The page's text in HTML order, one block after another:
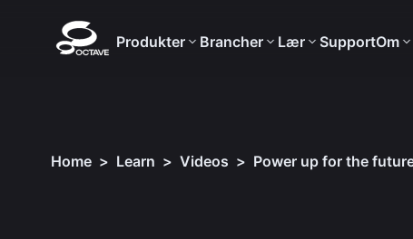
Produkter Brancher Lær SupportOm
Home > Learn > Videos > Power up for the